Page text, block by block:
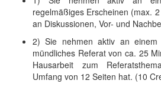
regelmäßiges Erscheinen (max.
an Diskussionen, Vor- und
2) Sie nehmen aktiv an
münd­liches Referat von ca. 25
Hausarbeit zum
Umfang von 12 Seiten hat. (10